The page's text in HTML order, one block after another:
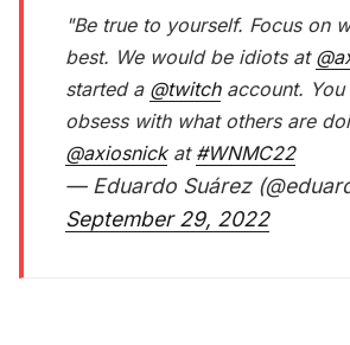
"Be true to yourself. Focus on
best. We would be idiots at
started a @twitchaccount. You
obsess with what others are
@axiosnickat #WNMC22
— Eduardo Suárez
September 29, 2022